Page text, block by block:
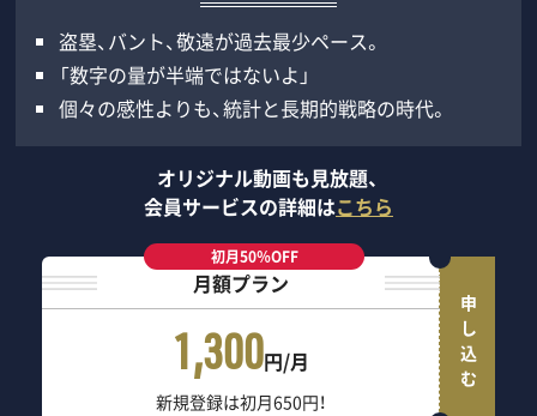
盗塁、バント、敬遠が過去最少ペース。
「数字の量が半端ではないよ」
個々の感性よりも、統計と長期的戦略の時代。
オリジナル動画も見放題、
会員サービスの詳細はこちら
初月50％OFF
月額プラン
1,300円/月
新規登録は初月650円！
申し込む